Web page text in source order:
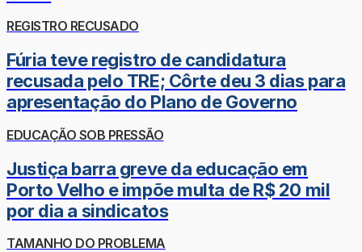
REGISTRO RECUSADO
Fúria teve registro de candidatura
recusada pelo TRE; Côrte deu 3 dias para
apresentação do Plano de Governo
EDUCAÇÃO SOB PRESSÃO
Justiça barra greve da educação em
Porto Velho e impõe multa de R$ 20 mil
por dia a sindicatos
TAMANHO DO PROBLEMA